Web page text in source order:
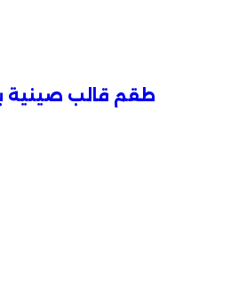
طقم قالب صينية